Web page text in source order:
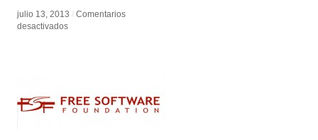
julio 13, 2013 / Comentarios
desactivadosen
julio 13, 2013 / Comentarios
desactivadosen